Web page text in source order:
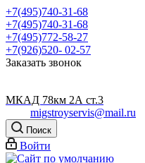
+7(495)740-31-68
+7(495)740-31-68
+7(495)772-58-27
+7(926)520- 02-57
Заказать звонок
МКАД 78км 2А ст.3
migstroyservis@mail.ru
Поиск
Войти